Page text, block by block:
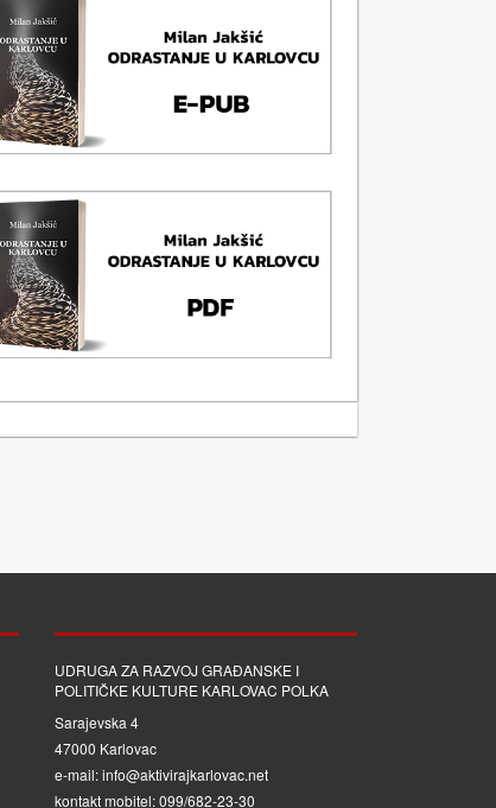
UDRUGA ZA RAZVOJ GRAĐANSKE I
POLITIČKE KULTURE KARLOVAC POLKA
Sarajevska 4
47000 Karlovac
e-mail: info@aktivirajkarlovac.net
kontakt mobitel: 099/682-23-30